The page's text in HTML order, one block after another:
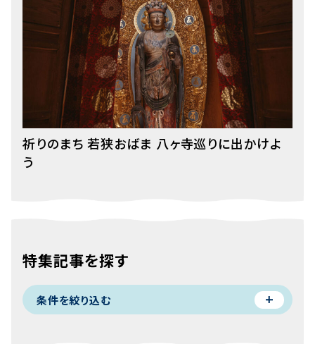
祈りのまち 若狭おばま 八ヶ寺巡りに出かけよ
う
特集記事を探す
条件を絞り込む